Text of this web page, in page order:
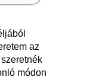
az
módon